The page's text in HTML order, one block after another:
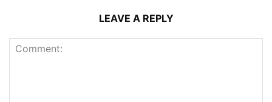
LEAVE A REPLY